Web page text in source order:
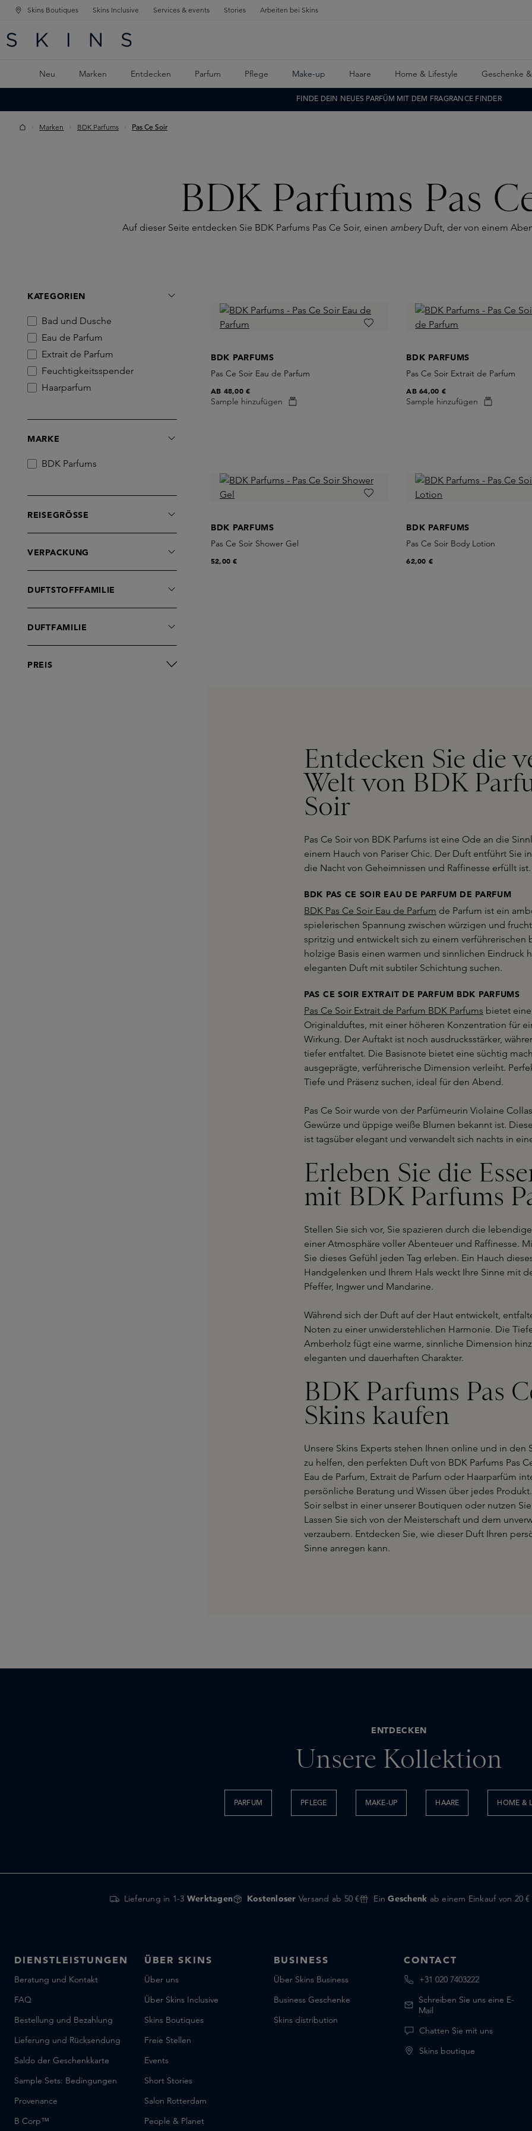
SPRINGEN
SPRINGEN
Skins Boutiques Skins Inclusive Services & events Stories Arbeiten bei Skins
Neu Marken Entdecken Parfum Pflege Make-up Haare Home & Lifestyle Geschenke
FINDE DEIN NEUES PARFÜM MIT DEM FRAGRANCE FINDER
Marken BDK Parfums Pas Ce Soir
BDK Parfums Pas
Auf dieser Seite entdecken Sie BDK Parfums Pas Ce Soir, einen amberyDuft, der von einem
KATEGORIEN
Bad und Dusche
Eau de Parfum
Extrait de Parfum
Feuchtigkeitsspender
Haarparfum
MARKE
BDK Parfums
REISEGRÖSSE
VERPACKUNG
DUFTSTOFFFAMILIE
DUFTFAMILIE
PREIS
BDK PARFUMS
Pas Ce Soir Eau de Parfum
Sample hinzufügen
AB 48,00 €
BDK PARFUMS
Pas Ce Soir Extrait de Parfum
Sample hinzufügen
AB64,00 €
BDK PARFUMS
Pas Ce Soir Shower Gel
52,00 €
BDK PARFUMS
Pas Ce Soir Body Lotion
62,00 €
Entdecken Sie die
Welt von BDK
Soir
Pas Ce Soir von BDK Parfums ist eine Ode an die
einem Hauch von Pariser Chic. Der Duft entführt Sie
die Nacht von Geheimnissen und Raffinesse erfüllt ist.
BDK PAS CE SOIR EAU DE PARFUM DE PARFUM
BDK Pas Ce Soir Eau de Parfum de Parfum ist ein
spielerischen Spannung zwischen würzigen und
spritzig und entwickelt sich zu einem verführerischen
holzige Basis einen warmen und sinnlichen Eindruck
eleganten Duft mit subtiler Schichtung suchen.
PAS CE SOIR EXTRAIT DE PARFUM BDK PARFUMS
Pas Ce Soir Extrait de Parfum BDK Parfums bietet eine
Originalduftes, mit einer höheren Konzentration für
Wirkung. Der Auftakt ist noch ausdrucksstärker,
tiefer entfaltet. Die Basisnote bietet eine süchtig
ausgeprägte, verführerische Dimension verleiht.
Tiefe und Präsenz suchen, ideal für den Abend.
Pas Ce Soir wurde von der Parfümeurin Violaine
Gewürze und üppige weiße Blumen bekannt ist.
ist tagsüber elegant und verwandelt sich nachts in
Erleben Sie die
mit BDK Parfums
Stellen Sie sich vor, Sie spazieren durch die
einer Atmosphäre voller Abenteuer und Raffinesse.
Sie dieses Gefühl jeden Tag erleben. Ein Hauch
Handgelenken und Ihrem Hals weckt Ihre Sinne mit
Pfeffer, Ingwer und Mandarine.
Während sich der Duft auf der Haut entwickelt,
Noten zu einer unwiderstehlichen Harmonie. Die
Amberholz fügt eine warme, sinnliche Dimension
eleganten und dauerhaften Charakter.
BDK Parfums Pas
Skins kaufen
Unsere Skins Experts stehen Ihnen online und in den
zu helfen, den perfekten Duft von BDK Parfums Pas
Eau de Parfum, Extrait de Parfum oder Haarparfüm
persönliche Beratung und Wissen über jedes Produkt.
Soir selbst in einer unserer Boutiquen oder nutzen Sie
Lassen Sie sich von der Meisterschaft und dem
verzaubern. Entdecken Sie, wie dieser Duft Ihren
Sinne anregen kann.
ENTDECKEN
Unsere Kollektion
PARFUM PFLEGE MAKE-UP HAARE HOME &
Lieferung in 1-3 Werktagen Kostenloser Versand ab 50 € EinGeschenk ab einem Einkauf von 20 €
DIENSTLEISTUNGEN
Beratung und Kontakt
FAQ
Bestellung und Bezahlung
Lieferung und Rücksendung
Saldo der Geschenkkarte
Sample Sets: Bedingungen
Provenance
B Corp™
ÜBER SKINS
Über uns
Über Skins Inclusive
Skins Boutiques
Freie Stellen
Events
Short Stories
Salon Rotterdam
People & Planet
BUSINESS
Über Skins Business
Business Geschenke
Skins distribution
CONTACT
+31 020 7403222
Schreiben Sie uns eine E-
Mail
Chatten Sie mit uns
Skins boutique